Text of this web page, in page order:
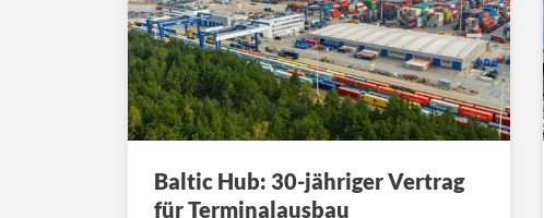
Baltic Hub: 30-jähriger Vertrag
für Terminalausbau